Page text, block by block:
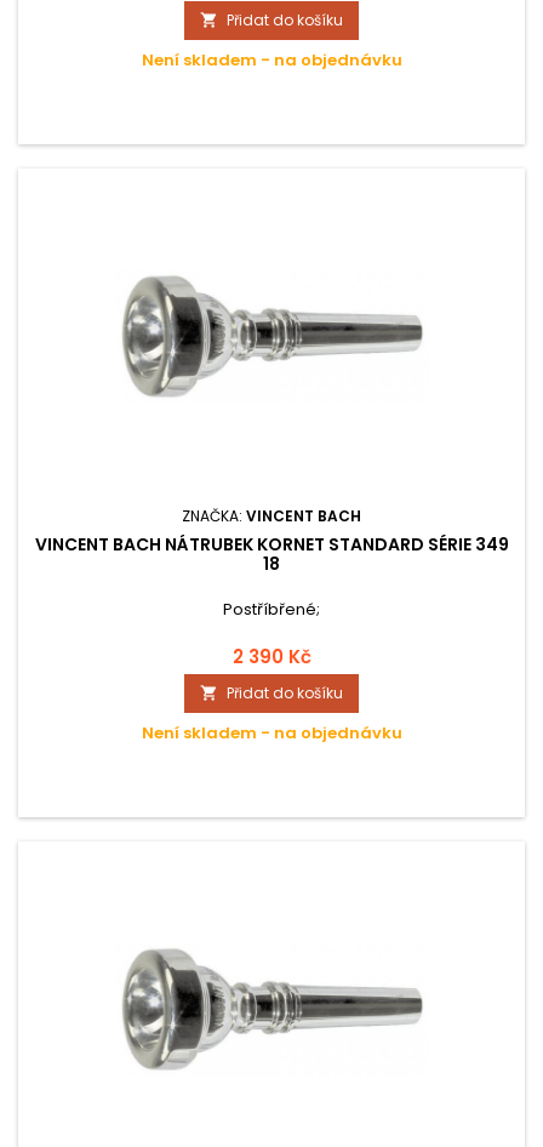
 Přidat do košíku
Není skladem - na objednávku
ZNAČKA: VINCENT BACH
VINCENT BACH NÁTRUBEK KORNET STANDARD SÉRIE 349
18
Postříbřené;
2 390 Kč
 Přidat do košíku
Není skladem - na objednávku